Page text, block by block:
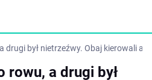
drugi był nietrzeźwy. Obaj kierowali
rowu, a drugi był